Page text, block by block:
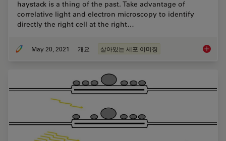
haystack is a thing of the past. Take advantage of
correlative light and electron microscopy to identify
directly the right cell at the right…
May 20, 2021 개요 살아있는 세포 이미징 Putting